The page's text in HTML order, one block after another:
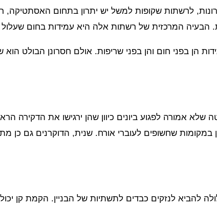
לרשתות שקופות למשל יש יתרון בתחום האסתטיקה,
הבעיה המרכזית של רשתות אלה היא עמידות בחום שעלול
בפני חום והן בפני שריפות. אולם חסרונן הבולט הוא
אמורה לפגוע ביונים כיוון שהן ירגישו את הדקירה
שחשופים לעוברי אורח. שנית, הדוקרנים גם כן
להביא לנזקים כבדים לתשתיות של הבניין. הקמת קן